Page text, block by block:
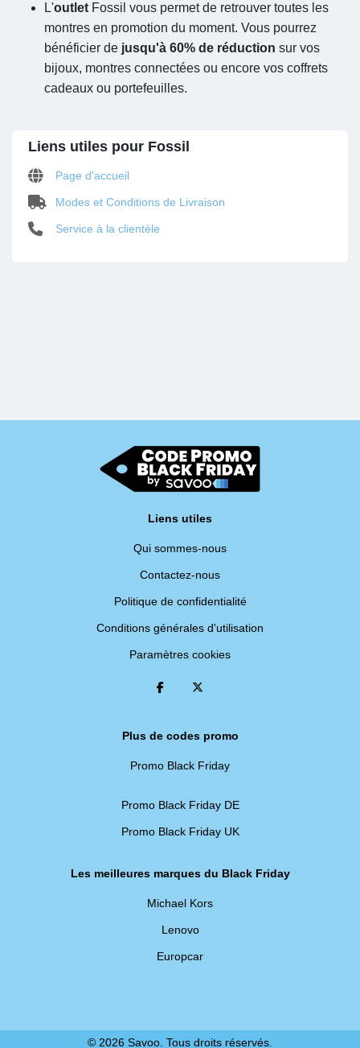
L'outlet Fossil vous permet de retrouver toutes les
montres en promotion du moment. Vous pourrez
bénéficier de jusqu'à 60% de réduction sur vos
bijoux, montres connectées ou encore vos coffrets
cadeaux ou portefeuilles.
Liens utiles pour Fossil
Page d'accueil
Modes et Conditions de Livraison
Service à la clientèle
Liens utiles
Qui sommes-nous
Contactez-nous
Politique de confidentialité
Conditions générales d'utilisation
Paramètres cookies
Plus de codes promo
Promo Black Friday
Promo Black Friday DE
Promo Black Friday UK
Les meilleures marques du Black Friday
Michael Kors
Lenovo
Europcar
© 2026 Savoo. Tous droits réservés.